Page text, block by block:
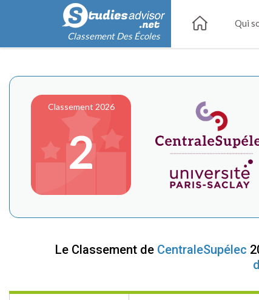
Classement Des Écoles
Qui
Classement 2026
2
Le Classement de CentraleSupélec